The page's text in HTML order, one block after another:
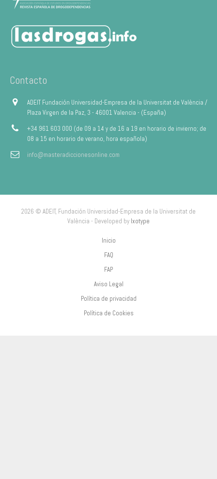
Contacto
ADEIT Fundación Universidad-Empresa de la Universitat de València /
Plaza Virgen de la Paz, 3 - 46001 Valencia - (España)
+34 961 603 000 (de 09 a 14 y de 16 a 19 en horario de invierno; de
08 a 15 en horario de verano, hora española)
info@masteradiccionesonline.com
2026 © ADEIT, Fundación Universidad-Empresa de la Universitat de
València - Developed by Ixotype
Inicio
FAQ
FAP
Aviso Legal
Política de privacidad
Política de Cookies